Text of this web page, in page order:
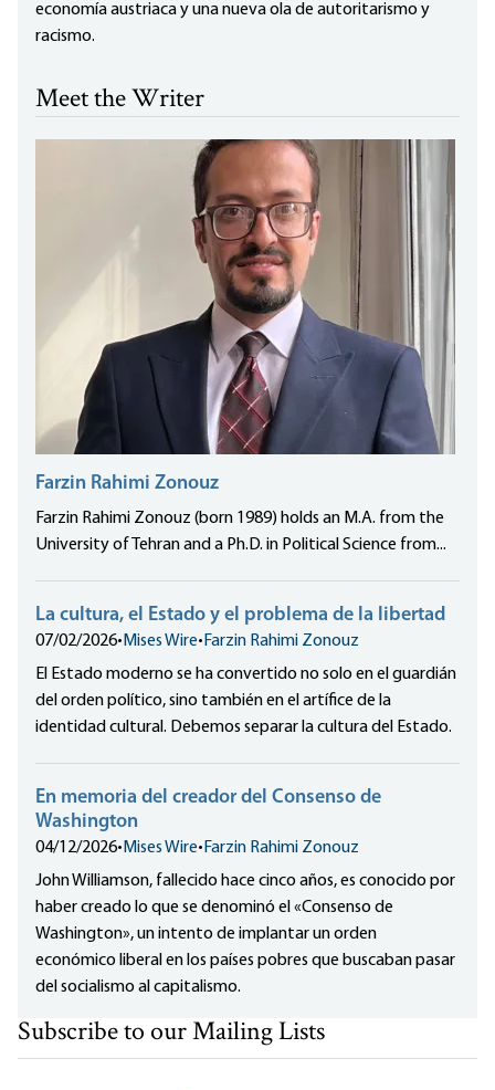
economía austriaca y una nueva ola de autoritarismo y
racismo.
Meet the Writer
Farzin Rahimi Zonouz
Farzin Rahimi Zonouz (born 1989) holds an M.A. from the
University of Tehran and a Ph.D. in Political Science from...
La cultura, el Estado y el problema de la libertad
07/02/2026• Mises Wire• Farzin Rahimi Zonouz
El Estado moderno se ha convertido no solo en el guardián
del orden político, sino también en el artífice de la
identidad cultural. Debemos separar la cultura del Estado.
En memoria del creador del Consenso de
Washington
04/12/2026• Mises Wire• Farzin Rahimi Zonouz
John Williamson, fallecido hace cinco años, es conocido por
haber creado lo que se denominó el «Consenso de
Washington», un intento de implantar un orden
económico liberal en los países pobres que buscaban pasar
del socialismo al capitalismo.
Subscribe to our Mailing Lists